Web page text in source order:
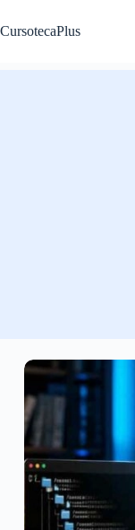
al
contenido
CursotecaPlus